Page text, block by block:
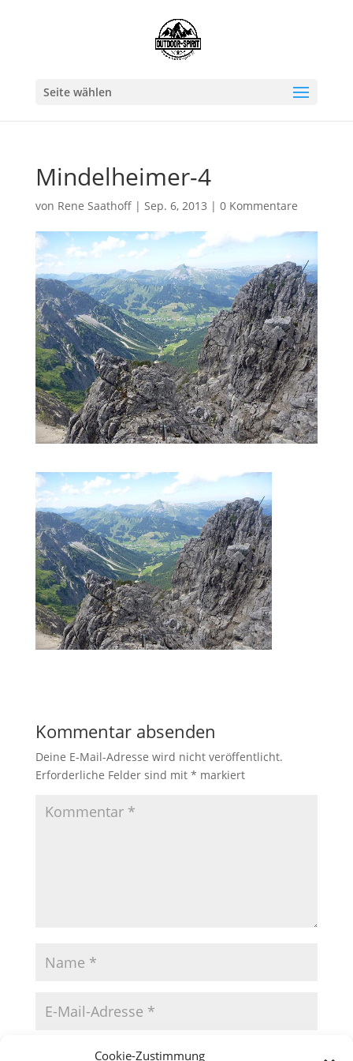
Cookie-Zustimmung
Seite wählen
Mindelheimer-4
von Rene Saathoff| Sep. 6, 2013 | 0 Kommentare
Kommentar absenden
Deine E-Mail-Adresse wird nicht veröffentlicht.
Erforderliche Felder sind mit * markiert